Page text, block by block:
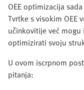
OEE optimizacija
Tvrtke s visokim OEE
učinkovitije već mogu
optimizirati svoju
U ovom iscrpnom
pitanja: